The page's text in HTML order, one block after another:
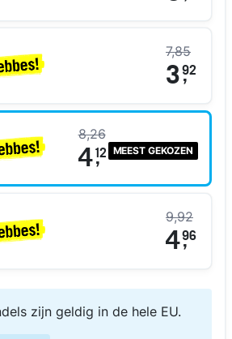
7,85
3,
92
MEEST GEKOZEN
8,26
4,
12
9,92
4,
96
zijn geldig in de hele EU.